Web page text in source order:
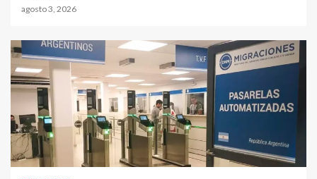
agosto 3, 2026